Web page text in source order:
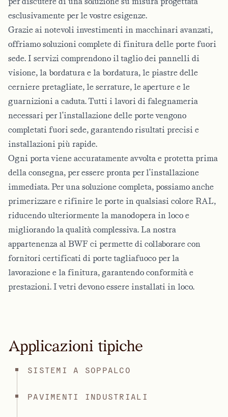
esclusivamente per le vostre esigenze.
Grazie ai notevoli investimenti in macchinari avanzati,
offriamo soluzioni complete di finitura delle porte fuori
sede. I servizi comprendono il taglio dei pannelli di
visione, la bordatura e la bordatura, le piastre delle
cerniere pretagliate, le serrature, le aperture e le
guarnizioni a caduta. Tutti i lavori di falegnameria
necessari per l'installazione delle porte vengono
completati fuori sede, garantendo risultati precisi e
installazioni più rapide.
Ogni porta viene accuratamente avvolta e protetta prima
della consegna, per essere pronta per l'installazione
immediata. Per una soluzione completa, possiamo anche
primerizzare e rifinire le porte in qualsiasi colore RAL,
riducendo ulteriormente la manodopera in loco e
migliorando la qualità complessiva. La nostra
appartenenza al BWF ci permette di collaborare con
fornitori certificati di porte tagliafuoco per la
lavorazione e la finitura, garantendo conformità e
prestazioni. I vetri devono essere installati in loco.
Applicazioni tipiche
SISTEMI A SOPPALCO
PAVIMENTI INDUSTRIALI